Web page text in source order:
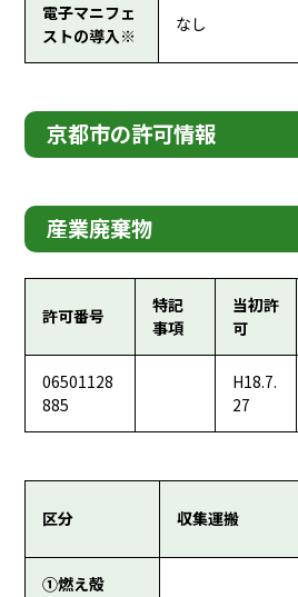
電子マニフェ
ストの導入※
なし
京都市の許可情報
産業廃棄物
許可番号
特記
事項
当初許
可
06501128
885
H18.7.
27
区分 収集運搬
①燃え殻